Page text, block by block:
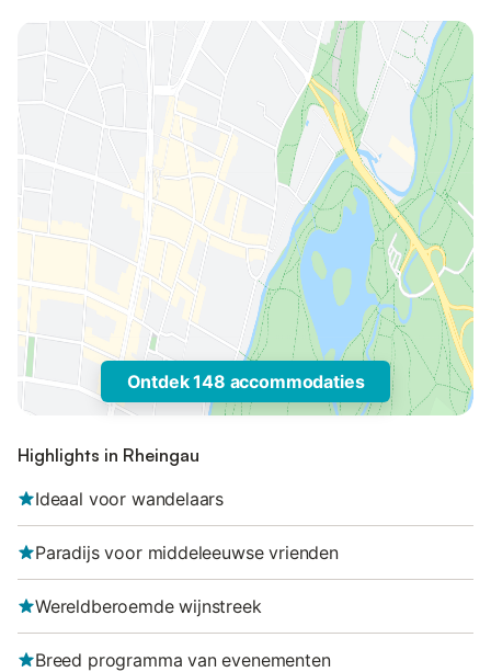
Ontdek 148 accommodaties
Highlights in Rheingau
Ideaal voor wandelaars
Paradijs voor middeleeuwse vrienden
Wereldberoemde wijnstreek
Breed programma van evenementen